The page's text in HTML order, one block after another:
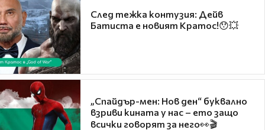
След тежка контузия: Дейв
Батиста е новият Кратос!😯💥
„Спайдър-мен: Нов ден“ буквално
взриви кината у нас – ето защо
всички говорят за него👀🎬